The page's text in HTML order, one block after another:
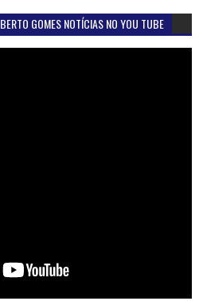
GOMES NOTÍCIAS NO YOU TUBE